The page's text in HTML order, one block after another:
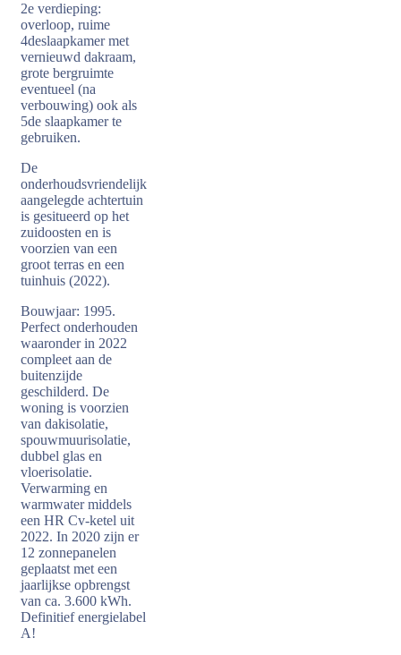
2e verdieping:
overloop, ruime
4deslaapkamer met
vernieuwd dakraam,
grote bergruimte
eventueel (na
verbouwing) ook als
5de slaapkamer te
gebruiken.
De
onderhoudsvriendelijk
aangelegde achtertuin
is gesitueerd op het
zuidoosten en is
voorzien van een
groot terras en een
tuinhuis (2022).
Bouwjaar: 1995.
Perfect onderhouden
waaronder in 2022
compleet aan de
buitenzijde
geschilderd. De
woning is voorzien
van dakisolatie,
spouwmuurisolatie,
dubbel glas en
vloerisolatie.
Verwarming en
warmwater middels
een HR Cv-ketel uit
2022. In 2020 zijn er
12 zonnepanelen
geplaatst met een
jaarlijkse opbrengst
van ca. 3.600 kWh.
Definitief energielabel
A!